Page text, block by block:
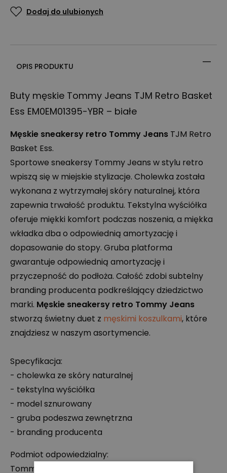
Dodaj do ulubionych
OPIS PRODUKTU
Buty męskie Tommy Jeans TJM Retro Basket
Ess EM0EM01395-YBR – białe
Męskie sneakersy retro Tommy Jeans TJM Retro
Basket Ess.
Sportowe sneakersy Tommy Jeans w stylu retro
wpiszą się w miejskie stylizacje. Cholewka została
wykonana z wytrzymałej skóry naturalnej, która
zapewnia trwałość produktu. Tekstylna wyściółka
oferuje miękki komfort podczas noszenia, a miękka
wkładka dba o odpowiednią amortyzację i
dopasowanie do stopy. Gruba platforma
gwarantuje odpowiednią amortyzację i
przyczepność do podłoża. Całość zdobi subtelny
branding producenta podkreślający dziedzictwo
marki. Męskie sneakersy retro Tommy Jeans
stworzą świetny duet z męskimi koszulkami, które
znajdziesz w naszym asortymencie.
Specyfikacja:
- cholewka ze skóry naturalnej
- tekstylna wyściółka
- model sznurowany
- gruba podeszwa zewnętrzna
- branding producenta
Podmiot odpowiedzialny:
Tommy Hilfiger B.V.